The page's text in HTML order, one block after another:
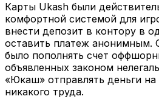
Карты Ukash были
комфортной системой для
внести депозит в контору в
оставить платеж анонимным.
было пополнять счет
объявленных законом
«Юкаш» отправлять деньги на
никакого труда.